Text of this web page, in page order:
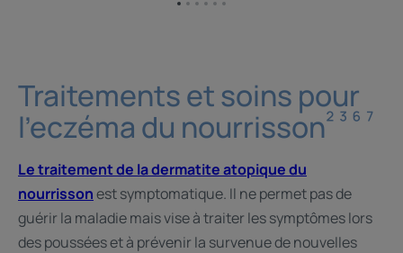
Aller
Aller
Aller
AllerAllerAller
Traitements et soins pour
l'eczéma du nourrisson² ³ ⁶ ⁷
Le traitement de la dermatite atopique du
nourrissonest symptomatique. Il ne permet pas de
guérir la maladie mais vise à traiter les symptômes lors
des poussées et à prévenir la survenue de nouvelles